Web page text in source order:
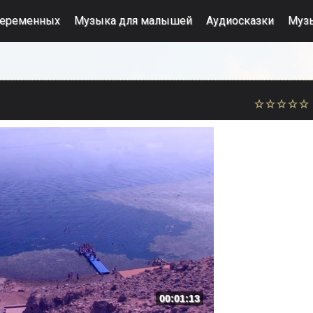
Музыка для малышей Аудиосказки
00:01:13